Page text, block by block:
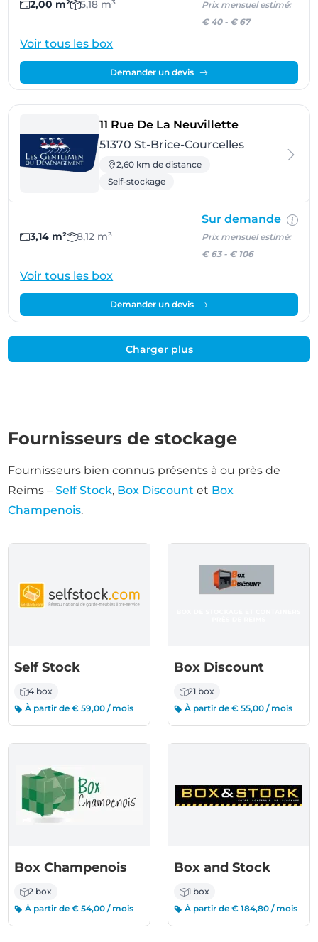
2,00 m² 5,18 m³
Prix mensuel estimé:
€ 40- € 67
Voir tous les box
Demander un devis
11 Rue De La Neuvillette- St-Brice-
51370 St-Brice-Courcelles
2,60 km de distance
Self-stockage
3,14 m² 8,12 m³
Sur demande
Prix mensuel estimé:
€ 63- € 106
Voir tous les box
Demander un devis
Charger plus
Fournisseurs de stockage
Fournisseurs bien connus présents à ou près de
Reims –Self Stock, Box Discount et Box
Champenois.
Self Stock
4 box
À partir de € 59,00 / mois
Box Discount
21 box
À partir de € 55,00 / mois
Box Champenois
2 box
À partir de € 54,00 / mois
Box and Stock
1 box
À partir de € 184,80 / mois